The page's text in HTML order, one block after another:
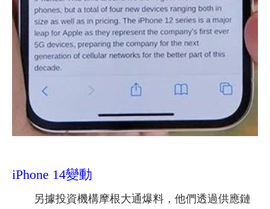
iPhone 14變動
另據投資機構摩根大通爆料，他們透過供應鏈